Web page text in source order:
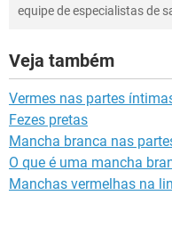
equipe de especialistas de
Veja também
Vermes nas partes
Fezes pretas
Mancha branca nas
O que é uma mancha
Manchas vermelhas na